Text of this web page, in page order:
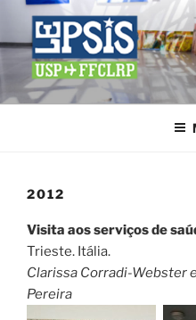
Pular
o
conteúdo
LEPSIS
Laboratório de Ensino e
2012
Visita aos serviços de
Trieste. Itália.
Clarissa Corradi-Webster
Pereira